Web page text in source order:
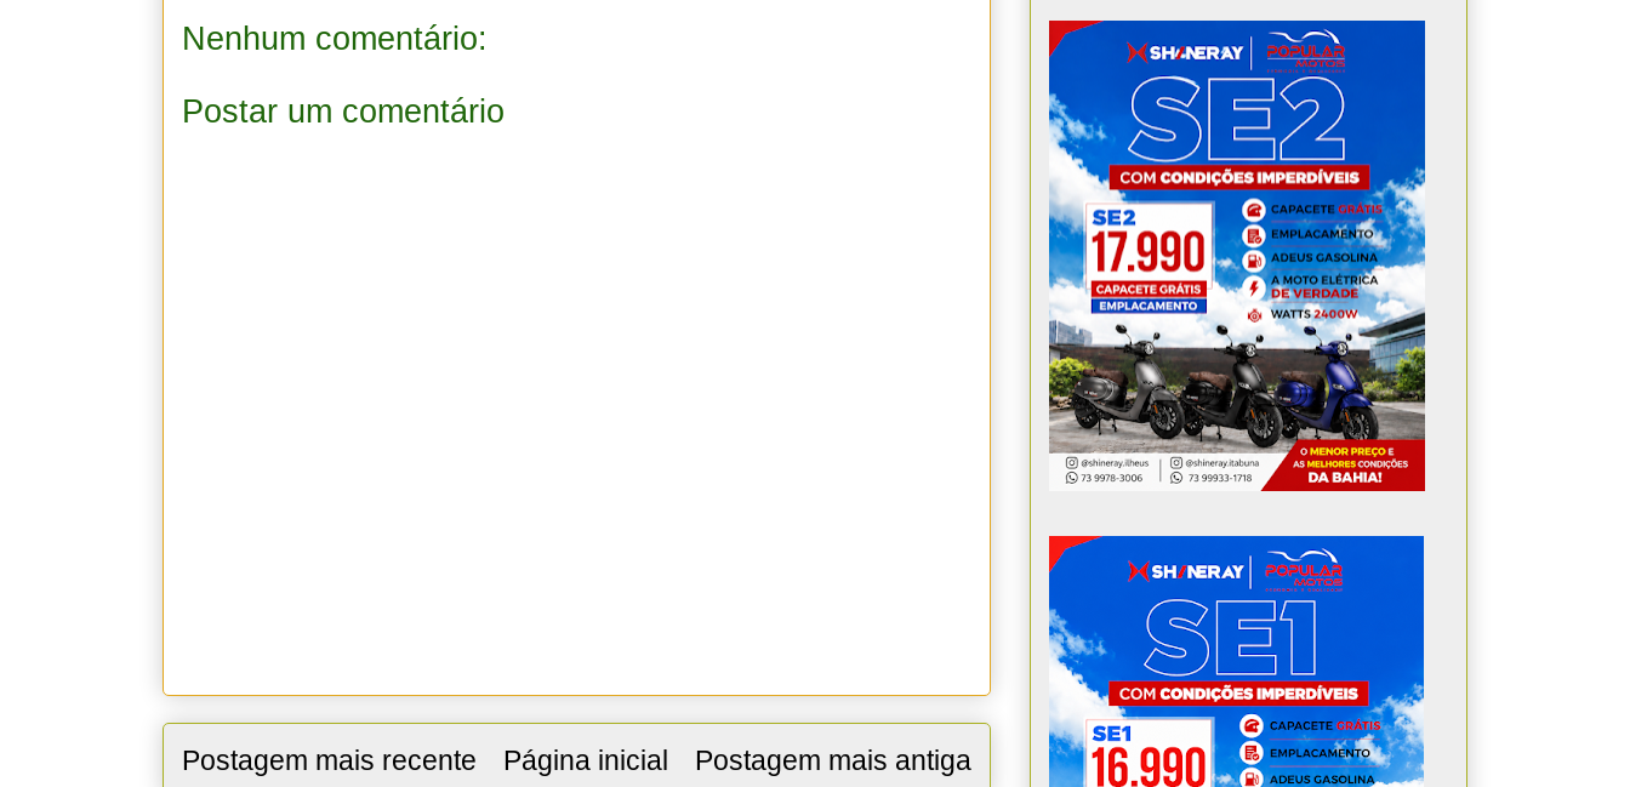
Nenhum comentário:
Postar um comentário
Postagem mais recente Postagem mais antiga
Página inicial